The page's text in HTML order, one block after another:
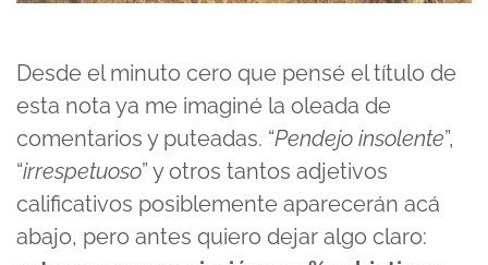
Desde el minuto cero que pensé el título de
esta nota ya me imaginé la oleada de
comentarios y puteadas. “Pendejo insolente”,
“irrespetuoso” y otros tantos adjetivos
calificativos posiblemente aparecerán acá
abajo, pero antes quiero dejar algo claro: